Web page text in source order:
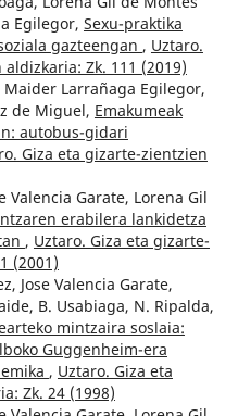
Egilegor, Sexu-praktika
gazteengan , Uztaro.
Zk. 111 (2019)
Larrañaga Egilegor,
de Miguel, Emakumeak
autobus-gidari
Giza eta gizarte-zientzien
Valencia Garate, Lorena Gil
erabilera lankidetza
, Uztaro. Giza eta gizarte-
(2001)
Jose Valencia Garate,
B. Usabiaga, N. Ripalda,
mintzaira soslaia:
Guggenheim-era
, Uztaro. Giza eta
Zk. 24 (1998)